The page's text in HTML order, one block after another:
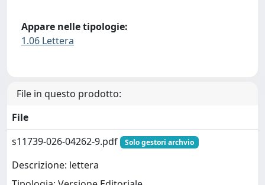
Appare nelle tipologie:
1.06 Lettera
File in questo prodotto:
File
s11739-026-04262-9.pdf
Solo gestori archvio
Descrizione: lettera